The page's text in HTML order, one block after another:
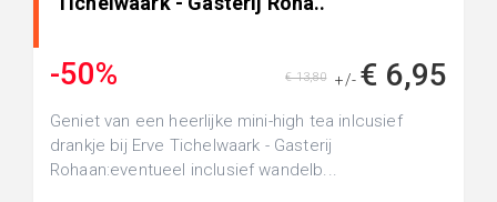
-50% +/- € 6,95
€ 13,80
Geniet van een heerlijke mini-high tea inlcusief
drankje bij Erve Tichelwaark - Gasterij
Rohaan:eventueel inclusief wandelb...